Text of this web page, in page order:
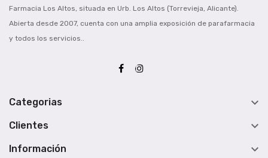
Farmacia Los Altos, situada en Urb. Los Altos (Torrevieja, Alicante).
Abierta desde 2007, cuenta con una amplia exposición de parafarmacia
y todos los servicios..
Categorias 
Clientes 
Información 